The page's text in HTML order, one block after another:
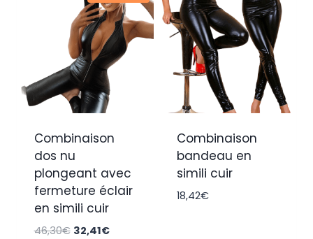
Combinaison
dos nu
plongeant avec
fermeture éclair
en simili cuir
46,30€ Le
32,41€Le
Combinaison
bandeau en
simili cuir
18,42€